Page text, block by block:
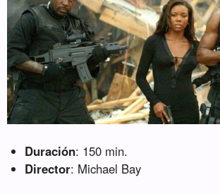
Duración: 150 min.
Director: Michael Bay